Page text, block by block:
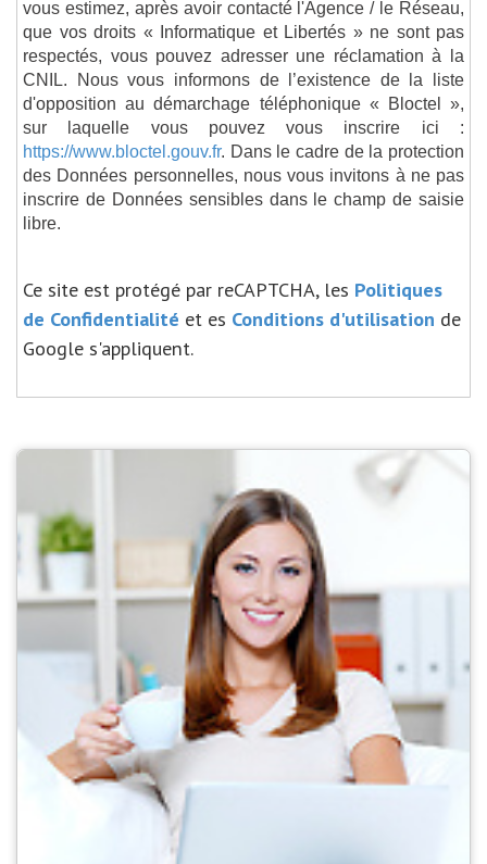
vous estimez, après avoir contacté l'Agence / le Réseau,
que vos droits « Informatique et Libertés » ne sont pas
respectés, vous pouvez adresser une réclamation à la
CNIL. Nous vous informons de l’existence de la liste
d'opposition au démarchage téléphonique « Bloctel »,
sur laquelle vous pouvez vous inscrire ici :
https://www.bloctel.gouv.fr. Dans le cadre de la protection
des Données personnelles, nous vous invitons à ne pas
inscrire de Données sensibles dans le champ de saisie
libre.
Ce site est protégé par reCAPTCHA, les Politiques
de Confidentialité et es Conditions d'utilisation de
Google s'appliquent.